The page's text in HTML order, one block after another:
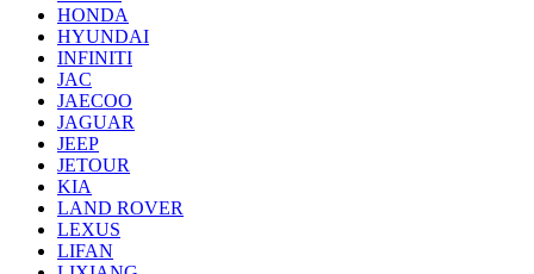
HONDA
HYUNDAI
INFINITI
JAC
JAECOO
JAGUAR
JEEP
JETOUR
KIA
LAND ROVER
LEXUS
LIFAN